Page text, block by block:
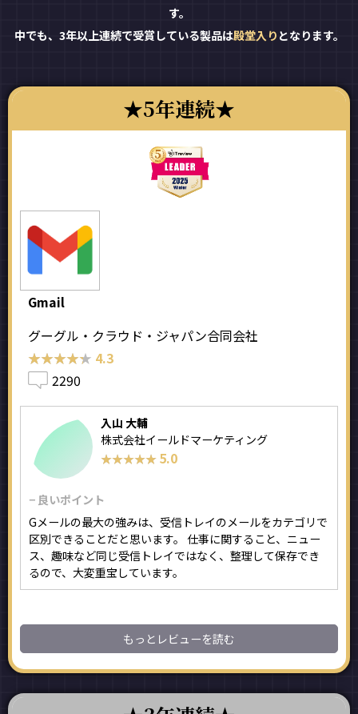
す。
中でも、3年以上連続で受賞している製品は殿堂入り となります。
5年連続
Gmail
グーグル・クラウド・ジャパン合同会社
★★★★★
★★★★★ 4.3
2290
入山 大輔
株式会社イールドマーケティング
★★★★★
★★★★★ 5.0
− 良いポイント
Gメールの最大の強みは、受信トレイのメールをカテゴリで
区別できることだと思います。 仕事に関すること、ニュー
ス、趣味など同じ受信トレイではなく、整理して保存でき
るので、大変重宝しています。
もっとレビューを読む